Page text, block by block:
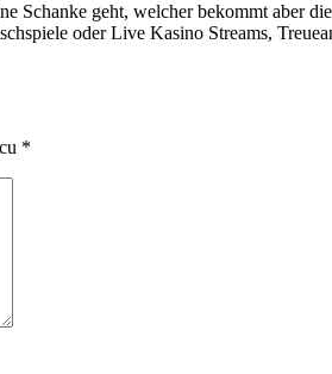
Schanke geht, welcher bekommt aber
oder Live Kasino Streams,
*